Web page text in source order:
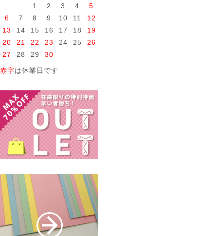
1 2 3 4
5
6
7 8 9 10 11
12
13
14 15 16 17 18
19
20
21 22 23 24 25
26
27
28 29 30
赤字は休業日です